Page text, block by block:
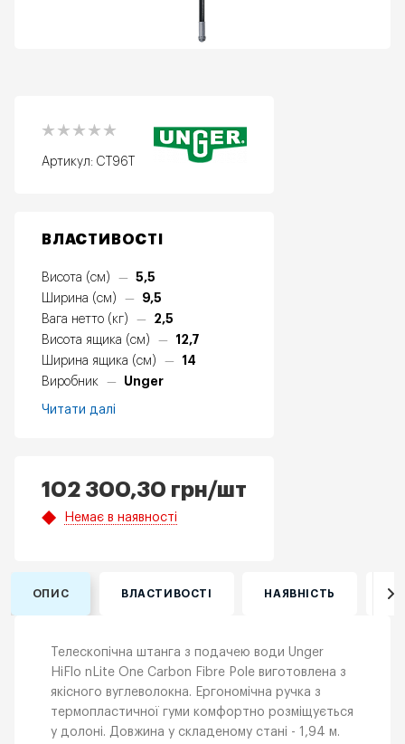
Артикул: CT96T
ВЛАСТИВОСТІ
Висота (см) —
5,5
Ширина (см)
—
9,5
Вага нетто (кг)
—
2,5
Висота ящика (см)
—
12,7
Ширина ящика (см)
—
14
Виробник
— Unger
Читати далі
102 300,30 грн/шт
Немає в наявності
ОПИС ВЛАСТИВОСТІ НАЯВНІСТЬ
Телескопічна штанга з подачею води Unger
HiFlo nLite One Carbon Fibre Pole виготовлена з
якісного вуглеволокна. Ергономічна ручка з
термопластичної гуми комфортно розміщується
у долоні. Довжина у складеному стані - 1,94 м.